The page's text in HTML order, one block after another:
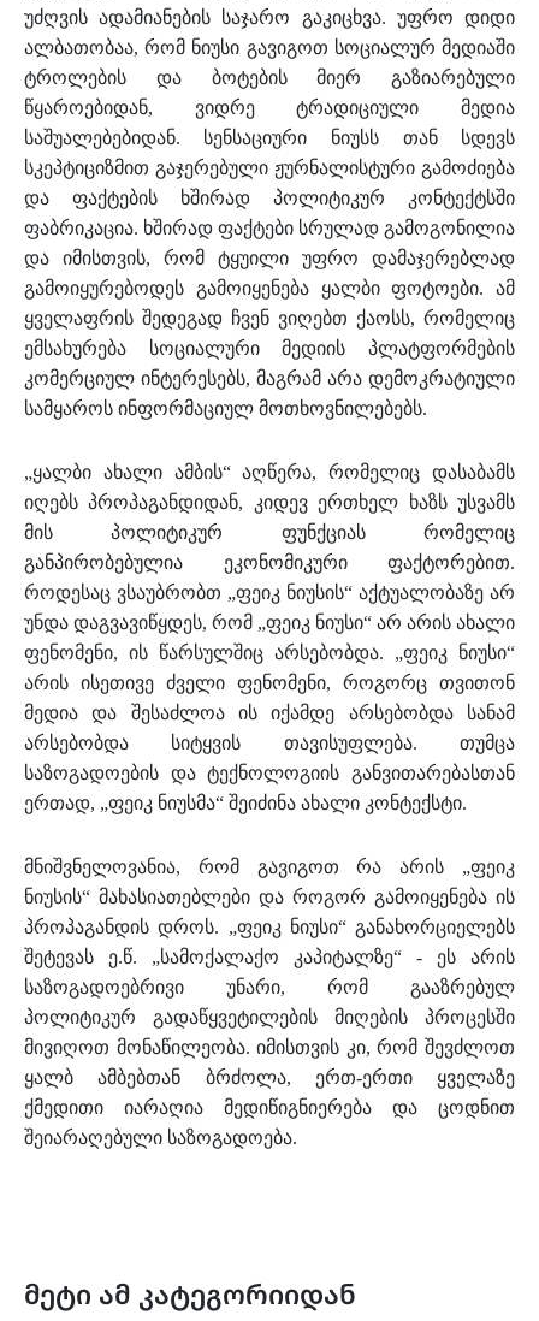
უძღვის ადამიანების საჯარო გაკიცხვა. უფრო დიდი
ალბათობაა, რომ ნიუსი გავიგოთ სოციალურ მედიაში
ტროლების და ბოტების მიერ გაზიარებული
წყაროებიდან, ვიდრე ტრადიციული მედია
საშუალებებიდან. სენსაციური ნიუსს თან სდევს
სკეპტიციზმით გაჯერებული ჟურნალისტური გამოძიება
და ფაქტების ხშირად პოლიტიკურ კონტექტსში
ფაბრიკაცია. ხშირად ფაქტები სრულად გამოგონილია
და იმისთვის, რომ ტყუილი უფრო დამაჯერებლად
გამოიყურებოდეს გამოიყენება ყალბი ფოტოები. ამ
ყველაფრის შედეგად ჩვენ ვიღებთ ქაოსს, რომელიც
ემსახურება სოციალური მედიის პლატფორმების
კომერციულ ინტერესებს, მაგრამ არა დემოკრატიული
სამყაროს ინფორმაციულ მოთხოვნილებებს.
„ყალბი ახალი ამბის“ აღწერა, რომელიც დასაბამს
იღებს პროპაგანდიდან, კიდევ ერთხელ ხაზს უსვამს
მის პოლიტიკურ ფუნქციას რომელიც
განპირობებულია ეკონომიკური ფაქტორებით.
როდესაც ვსაუბრობთ „ფეიკ ნიუსის“ აქტუალობაზე არ
უნდა დაგვავიწყდეს, რომ „ფეიკ ნიუსი“ არ არის ახალი
ფენომენი, ის წარსულშიც არსებობდა. „ფეიკ ნიუსი“
არის ისეთივე ძველი ფენომენი, როგორც თვითონ
მედია და შესაძლოა ის იქამდე არსებობდა სანამ
არსებობდა სიტყვის თავისუფლება. თუმცა
საზოგადოების და ტექნოლოგიის განვითარებასთან
ერთად, „ფეიკ ნიუსმა“ შეიძინა ახალი კონტექსტი.
მნიშვნელოვანია, რომ გავიგოთ რა არის „ფეიკ
ნიუსის“ მახასიათებლები და როგორ გამოიყენება ის
პროპაგანდის დროს. „ფეიკ ნიუსი“ განახორციელებს
შეტევას ე.წ. „სამოქალაქო კაპიტალზე“ - ეს არის
საზოგადოებრივი უნარი, რომ გააზრებულ
პოლიტიკურ გადაწყვეტილების მიღების პროცესში
მივიღოთ მონაწილეობა. იმისთვის კი, რომ შევძლოთ
ყალბ ამბებთან ბრძოლა, ერთ-ერთი ყველაზე
ქმედითი იარაღია მედიწიგნიერება და ცოდნით
შეიარაღებული საზოგადოება.
მეტი ამ კატეგორიიდან